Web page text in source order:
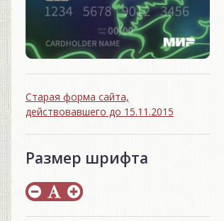
Старая форма сайта,
действовавшего до 15.11.2015
Размер шрифта